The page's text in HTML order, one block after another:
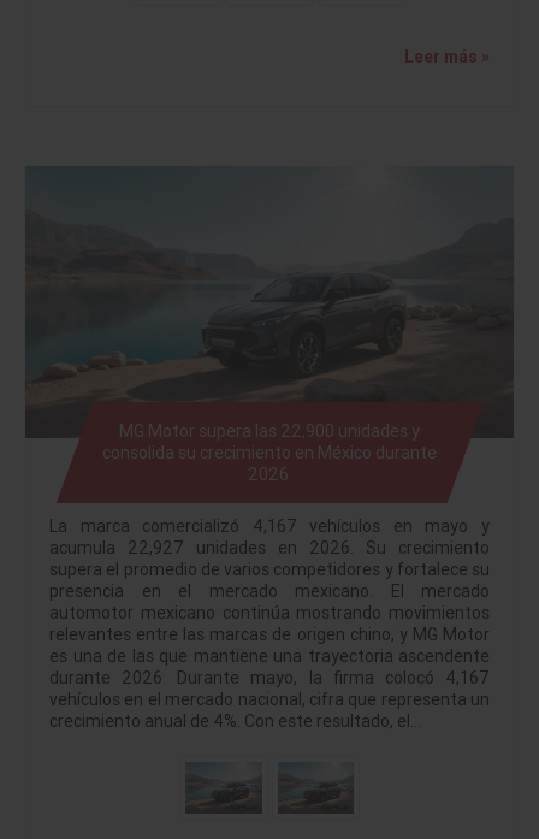
Leer más »
MG Motor supera las 22,900 unidades y
consolida su crecimiento en México durante
2026.
La marca comercializó 4,167 vehículos en mayo y
acumula 22,927 unidades en 2026. Su crecimiento
supera el promedio de varios competidores y fortalece su
presencia en el mercado mexicano. El mercado
automotor mexicano continúa mostrando movimientos
relevantes entre las marcas de origen chino, y MG Motor
es una de las que mantiene una trayectoria ascendente
durante 2026. Durante mayo, la firma colocó 4,167
vehículos en el mercado nacional, cifra que representa un
crecimiento anual de 4%. Con este resultado, el…